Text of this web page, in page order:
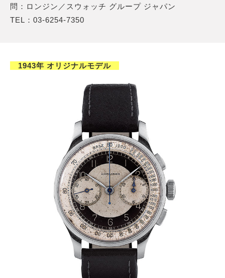
問：ロンジン／スウォッチ グループ ジャパン
TEL：03-6254-7350
1943年 オリジナルモデル